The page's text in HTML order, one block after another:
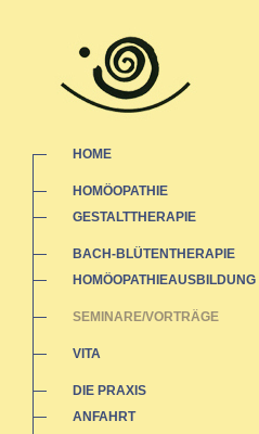
HOME
HOMÖOPATHIE
GESTALTTHERAPIE
BACH-BLÜTENTHERAPIE
HOMÖOPATHIEAUSBILDUNG
SEMINARE/VORTRÄGE
VITA
DIE PRAXIS
ANFAHRT